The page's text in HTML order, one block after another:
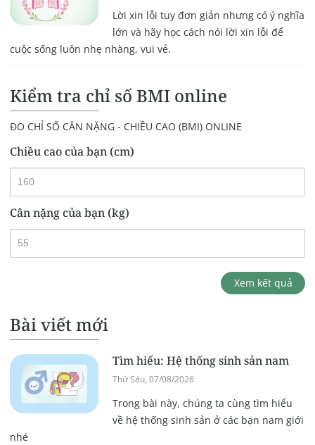
Lời xin lỗi tuy đơn giản nhưng có ý nghĩa
lớn và hãy học cách nói lời xin lỗi để
cuộc sống luôn nhẹ nhàng, vui vẻ.
Kiểm tra chỉ số BMI online
ĐO CHỈ SỐ CÂN NẶNG - CHIỀU CAO (BMI) ONLINE
Chiều cao của bạn (cm)
Cân nặng của bạn (kg)
Xem kết quả
Bài viết mới
Tìm hiểu: Hệ thống sinh sản nam
Thứ Sáu, 07/08/2026
Trong bài này, chúng ta cùng tìm hiểu
về hệ thống sinh sản ở các bạn nam giới
nhé